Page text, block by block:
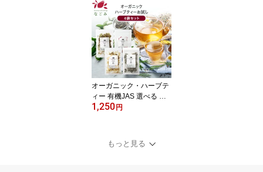
精製シアバター 100% オ
ーガニック 天然 スキン
ケア ヘアケア マッサー
ジ ボディクリーム ハン
ドクリーム ネイルケア
オーガニック・ハーブテ
ィー 有機JAS 選べる セ
ット お試し 4袋 【送料無
ンダー 36種 リーフ ハー
ブ ギフト 産後 マタニテ
1,250 円
もっと見る